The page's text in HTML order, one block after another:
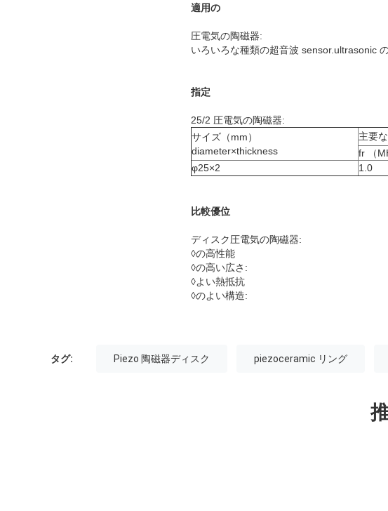
適用の
圧電気の陶磁器:
いろいろな種類の超音波 sensor.ultrasonic
指定
25/2 圧電気の陶磁器:
サイズ（mm）
diameter×thickness
主要
fr （
φ25×2
1.0
比較優位
ディスク圧電気の陶磁器:
◊の高性能
◊の高い広さ:
◊よい熱抵抗
◊のよい構造:
タグ: Piezo 陶磁器ディスク piezoceramic リング